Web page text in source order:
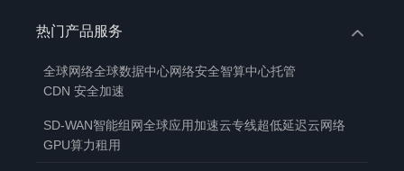
热门产品服务
全球网络全球数据中心网络安全智算中心托管
CDN 安全加速
SD-WAN智能组网全球应用加速云专线超低延迟云网络
GPU算力租用